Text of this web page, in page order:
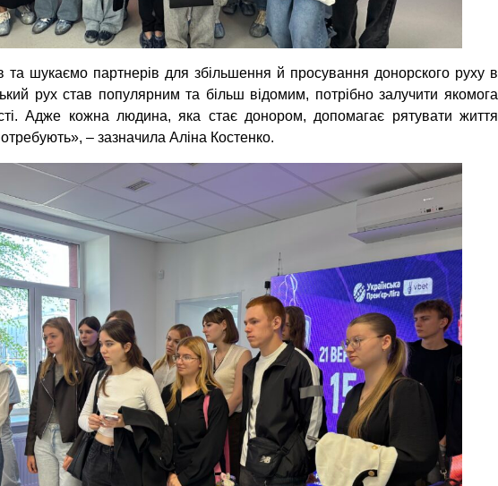
та шукаємо партнерів для збільшення й просування донорского руху в
рух став популярним та більш відомим, потрібно залучити якомога
Адже кожна людина, яка стає донором, допомагає рятувати життя
– зазначила Аліна Костенко.